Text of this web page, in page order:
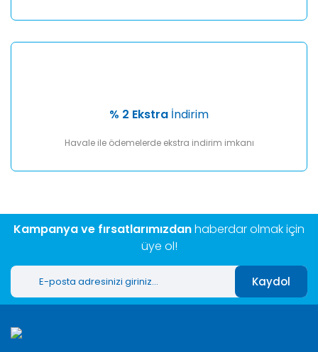
% 2 Ekstra İndirim
Havale ile ödemelerde ekstra indirim imkanı
Kampanya ve fırsatlarımızdanhaberdar olmak için
üye ol!
Kaydol